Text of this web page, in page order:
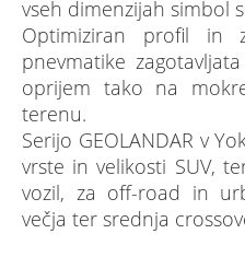
vseh dimenzijah simbol
Optimiziran profil in
pnevmatike
oprijem tako na
terenu.
Serijo GEOLANDAR v
vrste in velikosti SUV,
vozil, za off-road in
večja ter srednja